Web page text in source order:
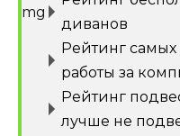
диванов
Рейтинг
работы за
Рейтинг
лучше не